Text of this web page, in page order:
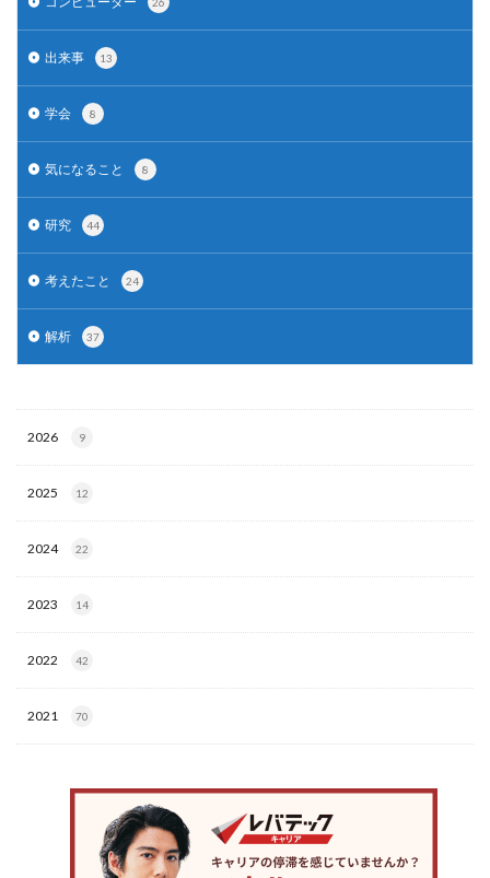
出来事 13
学会 8
気になること 8
研究 44
考えたこと 24
解析 37
2026 9
2025 12
2024 22
2023 14
2022 42
2021 70